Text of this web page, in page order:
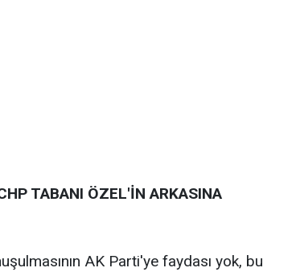
TABANI ÖZEL'İN ARKASINA
AK Parti'ye faydası yok, bu